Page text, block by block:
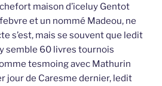
maison d’iceluy Gentot
et un nommé Madeou, ne
s’est, mais se souvent que ledit
semble 60 livres tournois
tesmoing avec Mathurin
jour de Caresme dernier, ledit